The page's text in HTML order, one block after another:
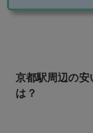
場を、予
京都駅周辺の
は？